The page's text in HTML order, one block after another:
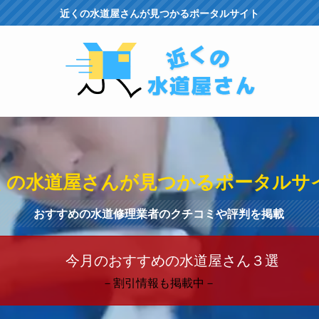
近くの水道屋さんが見つかるポータルサイト
の水道屋さんが見つかるポータルサ
おすすめの水道修理業者のクチコミや評判を掲載
今月のおすすめの水道屋さん３選
－割引情報も掲載中－